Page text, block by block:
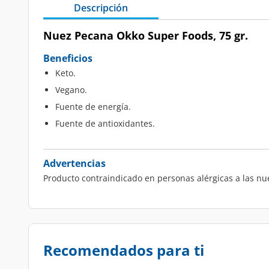
Descripción
Nuez Pecana Okko Super Foods, 75 gr.
Beneficios
Keto.
Vegano.
Fuente de energía.
Fuente de antioxidantes.
Advertencias
Producto contraindicado en personas alérgicas a las
Recomendados para ti